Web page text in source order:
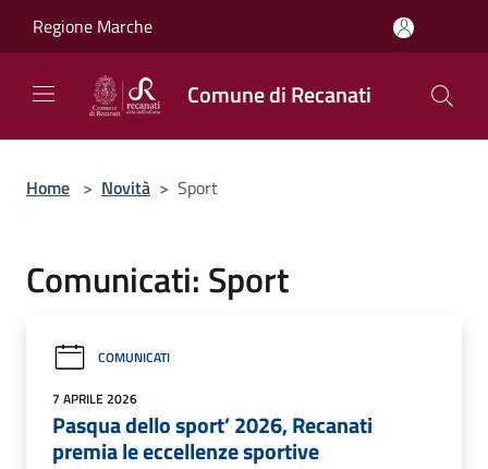
Regione Marche
Comune di Recanati
Home > Novità > Sport
Comunicati: Sport
COMUNICATI
7 APRILE 2026
Pasqua dello sport’ 2026, Recanati
premia le eccellenze sportive